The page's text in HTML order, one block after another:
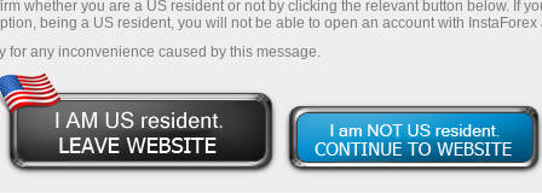
empresa oferece vários tipos de terminais de
negociação populares. Cada uma dessas
necessidades individuais. Abaixo, você
descobrirá qual plataforma atende melhor aos
objetivos de negociação específicos.
whether you are a US resident or not by clicking the relevant button below. If
being a US resident, you will not be able to open an account with InstaForex
for any inconvenience caused by this message.